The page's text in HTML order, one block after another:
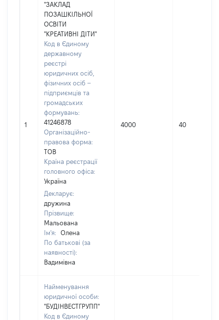
1
"ЗАКЛАД
ПОЗАШКІЛЬНОЇ
ОСВІТИ
"КРЕАТИВНІ ДІТИ"
Код в Єдиному
державному
реєстрі
юридичних осіб,
фізичних осіб –
підприємців та
громадських
формувань:
41246878
Організаційно-
правова форма:
ТОВ
Країна реєстрації
головного офіса:
Україна
Декларує:
дружина
Прізвище:
Мальована
Ім'я:
Олена
По батькові (за
наявності):
Вадимівна
4000 40
Найменування
юридичної особи:
"БУДІНВЕСТГРУПП"
Код в Єдиному